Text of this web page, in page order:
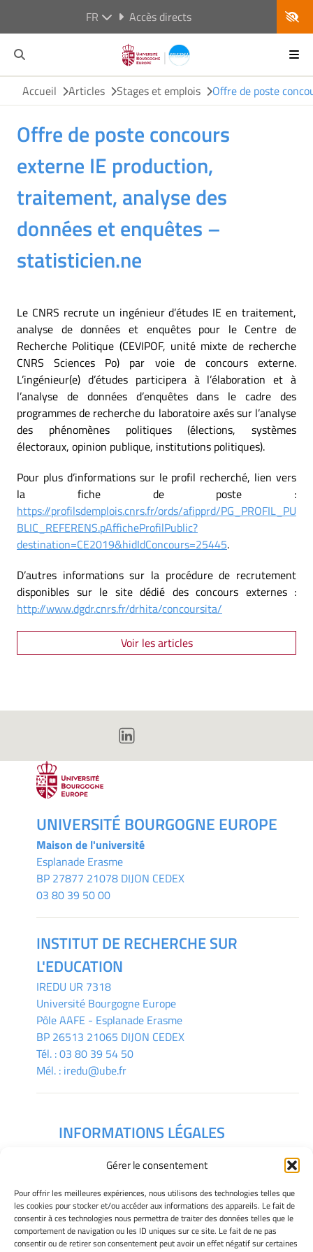
Gérer le consentement
Pour offrir les meilleures expériences, nous utilisons des technologies telles que
les cookies pour stocker et/ou accéder aux informations des appareils. Le fait de
consentir à ces technologies nous permettra de traiter des données telles que le
comportement de navigation ou les ID uniques sur ce site. Le fait de ne pas
consentir ou de retirer son consentement peut avoir un effet négatif sur certaines
FR Accès directs
Accueil Articles Stages et emplois Offre de poste
Offre de poste concours
externe IE production,
traitement, analyse des
données et enquêtes –
statisticien.ne
Le CNRS recrute un ingénieur d’études IE en traitement,
analyse de données et enquêtes pour le Centre de
Recherche Politique (CEVIPOF, unité mixte de recherche
CNRS Sciences Po) par voie de concours externe.
L’ingénieur(e) d’études participera à l’élaboration et à
l’analyse de données d’enquêtes dans le cadre des
programmes de recherche du laboratoire axés sur l’analyse
des phénomènes politiques (élections, systèmes
électoraux, opinion publique, institutions politiques).
Pour plus d’informations sur le profil recherché, lien vers
la fiche de poste :
https://profilsdemplois.cnrs.fr/ords/afipprd/PG_PROFIL_PU
BLIC_REFERENS.pAfficheProfilPublic?
destination=CE2019&hidIdConcours=25445.
D’autres informations sur la procédure de recrutement
disponibles sur le site dédié des concours externes :
http://www.dgdr.cnrs.fr/drhita/concoursita/
Voir les articles
UNIVERSITÉ BOURGOGNE EUROPE
Maison de l'université
Esplanade Erasme
BP 27877 21078 DIJON CEDEX
03 80 39 50 00
INSTITUT DE RECHERCHE SUR
L'EDUCATION
IREDU UR 7318
Université Bourgogne Europe
Pôle AAFE - Esplanade Erasme
BP 26513 21065 DIJON CEDEX
Tél. :03 80 39 54 50
Mél. : iredu@ube.fr
INFORMATIONS LÉGALES
Gérer mes cookies
Déclaration de confidentialité
Politique des cookies
Avertissement